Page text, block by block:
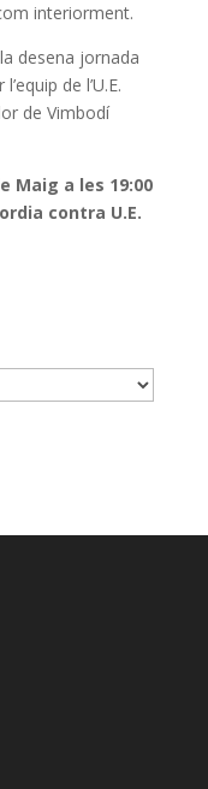
interiorment.
desena jornada
de l’U.E.
de Vimbodí
Maig a les 19:00
contra U.E.